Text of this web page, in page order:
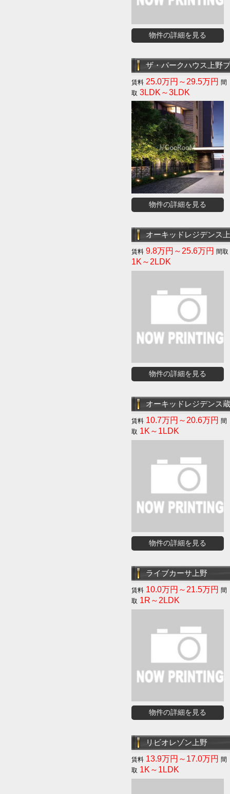
物件の詳細を見る
ザ・パークハウス上野
25.0万円～29.5万円
3LDK～3LDK
物件の詳細を見る
オーキッドレジデンス
9.8万円～25.6万円
1K～2LDK
物件の詳細を見る
オーキッドレジデンス
10.7万円～20.6万円
1K～1LDK
物件の詳細を見る
ライブカーサ上野
10.0万円～21.5万円
1R～2LDK
物件の詳細を見る
リビオレゾン上野
13.9万円～17.0万円
1K～1LDK